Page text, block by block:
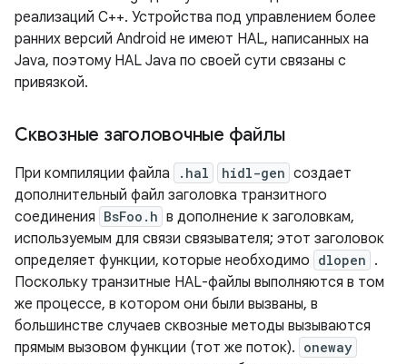
реализаций C++. Устройства под управлением более
ранних версий Android не имеют HAL, написанных на
Java, поэтому HAL Java по своей сути связаны с
привязкой.
Сквозные заголовочные файлы
При компиляции файла .hal hidl-gen создает
дополнительный файл заголовка транзитного
соединения BsFoo.h в дополнение к заголовкам,
используемым для связи связывателя; этот заголовок
определяет функции, которые необходимо dlopen .
Поскольку транзитные HAL-файлы выполняются в том
же процессе, в котором они были вызваны, в
большинстве случаев сквозные методы вызываются
прямым вызовом функции (тот же поток). oneway